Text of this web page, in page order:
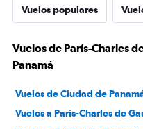
Vuelos populares
Vuelos de París-Charles
Panamá
Vuelos de Ciudad de
Vuelos a París-Charles de